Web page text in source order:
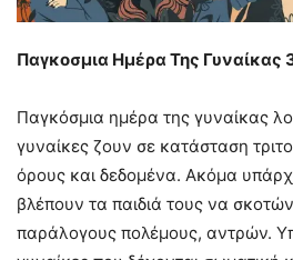
Παγκοσμια Ημέρα Της Γυναίκας
Παγκόσμια ημέρα της γυναίκας
γυναίκες ζουν σε κατάσταση
όρους και δεδομένα. Ακόμα
βλέπουν τα παιδιά τους να
παράλογους πολέμους, αντρών.